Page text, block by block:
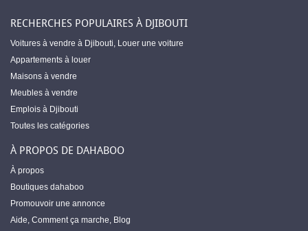
RECHERCHES POPULAIRES À DJIBOUTI
Voitures à vendre à Djibouti, Louer une voiture
Appartements à louer
Maisons à vendre
Meubles à vendre
Emplois à Djibouti
Toutes les catégories
À PROPOS DE DAHABOO
À propos
Boutiques dahaboo
Promouvoir une annonce
Aide, Comment ça marche, Blog